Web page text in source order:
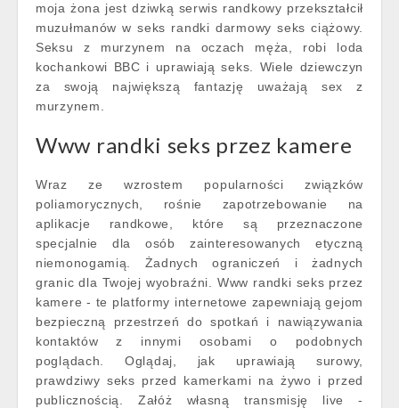
moja żona jest dziwką serwis randkowy przekształcił
muzułmanów w seks randki darmowy seks ciążowy.
Seksu z murzynem na oczach męża, robi loda
kochankowi BBC i uprawiają seks. Wiele dziewczyn
za swoją największą fantazję uważają sex z
murzynem.
Www randki seks przez kamere
Wraz ze wzrostem popularności związków
poliamorycznych, rośnie zapotrzebowanie na
aplikacje randkowe, które są przeznaczone
specjalnie dla osób zainteresowanych etyczną
niemonogamią. Żadnych ograniczeń i żadnych
granic dla Twojej wyobraźni. Www randki seks przez
kamere - te platformy internetowe zapewniają gejom
bezpieczną przestrzeń do spotkań i nawiązywania
kontaktów z innymi osobami o podobnych
poglądach. Oglądaj, jak uprawiają surowy,
prawdziwy seks przed kamerkami na żywo i przed
publicznością. Załóż własną transmisję live -